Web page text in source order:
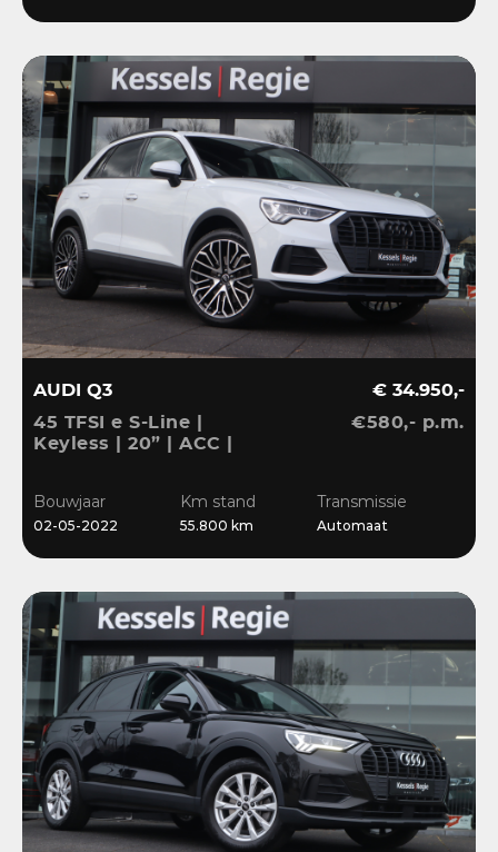
AUDI Q3
45 TFSI e S-Line |
Keyless | 20” | ACC |
€ 34.950,-
€580,- p.m.
Bouwjaar
02-05-2022
Km stand
55.800 km
Transmissie
Automaat